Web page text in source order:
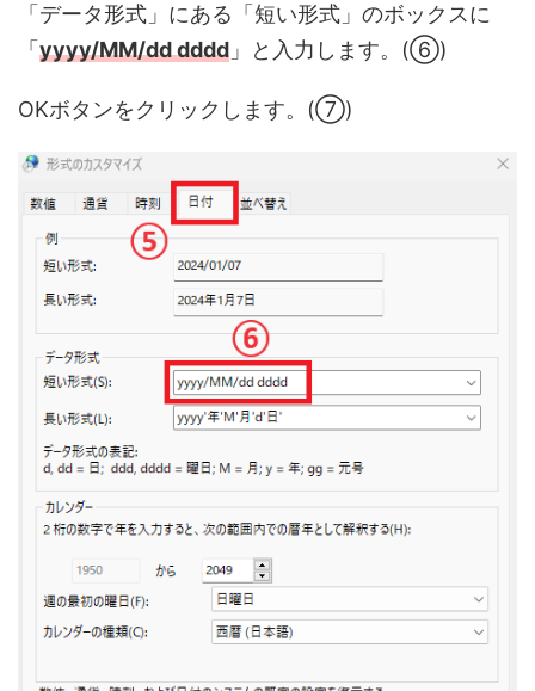
「データ形式」にある「短い形式」のボックスに
「 yyyy/MM/dd dddd 」と入力します。(⑥)
OKボタンをクリックします。(⑦)